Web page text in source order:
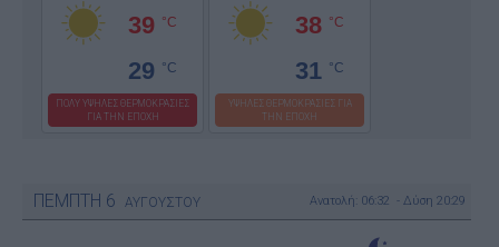
39 °C
29 °C
ΠΟΛΥ ΥΨΗΛΕΣ ΘΕΡΜΟΚΡΑΣΙΕΣ
ΓΙΑ ΤΗΝ ΕΠΟΧΗ
38 °C
31 °C
ΥΨΗΛΕΣ ΘΕΡΜΟΚΡΑΣΙΕΣ ΓΙΑ
ΤΗΝ ΕΠΟΧΗ
ΠΕΜΠΤΗ 6 ΑΥΓΟΥΣΤΟΥ Ανατολή: 06:32 - Δύση 20:29